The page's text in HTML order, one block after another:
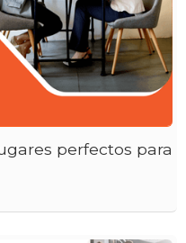
perfectos para